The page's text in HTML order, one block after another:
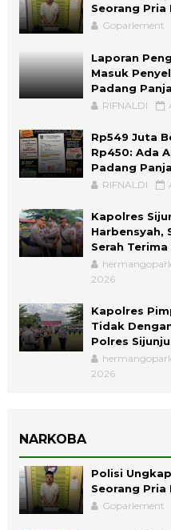
Seorang Pria
Goparlement
Laporan
Masuk
Padang
RIFNALDI
Rp549 Juta
Rp450: Ada
Padang
RIFNALDI
Kapolres
Harbensyah,
Serah
2026
Kapolres
Tidak
Polres
2026
NARKOBA
Polisi
Seorang Pria
Goparlement